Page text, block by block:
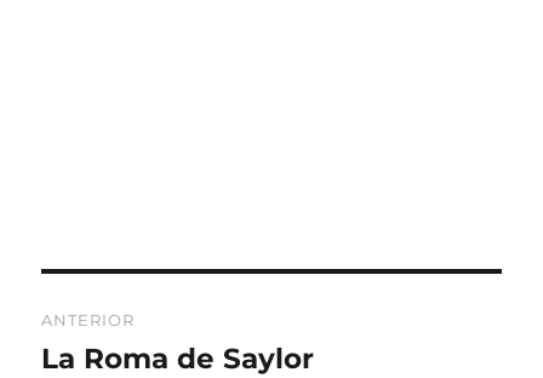
de
ANTERIOR
Entrada
La Roma de Saylor